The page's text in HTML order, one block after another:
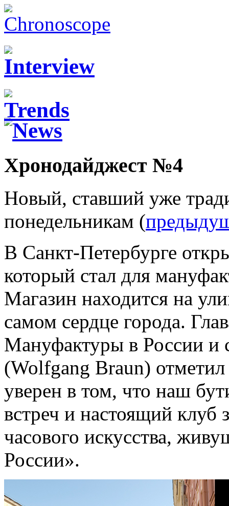
Хронодайджест №4
Новый, ставший уже
понедельникам (
В Санкт-Петербурге
который стал для
Магазин находится на
самом сердце города.
Мануфактуры в России и
(Wolfgang Braun)
уверен в том, что наш
встреч и настоящий клуб
часового искусства,
России».